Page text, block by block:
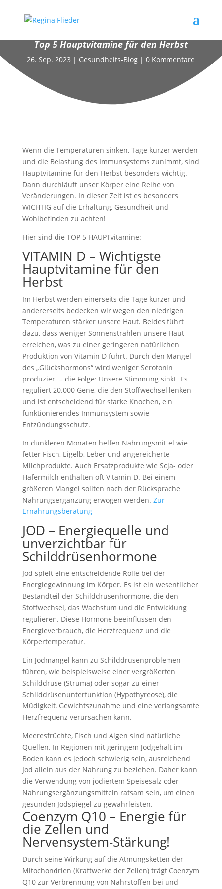
Top 5 Hauptvitamine für den Herbst
26. Sep. 2023 | Gesundheits-Blog |0 Kommentare
Wenn die Temperaturen sinken, Tage kürzer werden
und die Belastung des Immunsystems zunimmt, sind
Hauptvitamine für den Herbst besonders wichtig.
Dann durchläuft unser Körper eine Reihe von
Veränderungen. In dieser Zeit ist es besonders
WICHTIG auf die Erhaltung, Gesundheit und
Wohlbefinden zu achten!
Hier sind die TOP 5 HAUPTvitamine:
VITAMIN D – Wichtigste
Hauptvitamine für den
Herbst
Im Herbst werden einerseits die Tage kürzer und
andererseits bedecken wir wegen den niedrigen
Temperaturen stärker unsere Haut. Beides führt
dazu, dass weniger Sonnenstrahlen unsere Haut
erreichen, was zu einer geringeren natürlichen
Produktion von Vitamin D führt. Durch den Mangel
des „Glückshormons“ wird weniger Serotonin
produziert – die Folge: Unsere Stimmung sinkt. Es
reguliert 20.000 Gene, die den Stoffwechsel lenken
und ist entscheidend für starke Knochen, ein
funktionierendes Immunsystem sowie
Entzündungsschutz.
In dunkleren Monaten helfen Nahrungsmittel wie
fetter Fisch, Eigelb, Leber und angereicherte
Milchprodukte. Auch Ersatzprodukte wie Soja- oder
Hafermilch enthalten oft Vitamin D. Bei einem
größeren Mangel sollten nach der Rücksprache
Nahrungsergänzung erwogen werden. Zur
Ernährungsberatung
JOD – Energiequelle und
unverzichtbar für
Schilddrüsenhormone
Jod spielt eine entscheidende Rolle bei der
Energiegewinnung im Körper. Es ist ein wesentlicher
Bestandteil der Schilddrüsenhormone, die den
Stoffwechsel, das Wachstum und die Entwicklung
regulieren. Diese Hormone beeinflussen den
Energieverbrauch, die Herzfrequenz und die
Körpertemperatur.
Ein Jodmangel kann zu Schilddrüsenproblemen
führen, wie beispielsweise einer vergrößerten
Schilddrüse (Struma) oder sogar zu einer
Schilddrüsenunterfunktion (Hypothyreose), die
Müdigkeit, Gewichtszunahme und eine verlangsamte
Herzfrequenz verursachen kann.
Meeresfrüchte, Fisch und Algen sind natürliche
Quellen. In Regionen mit geringem Jodgehalt im
Boden kann es jedoch schwierig sein, ausreichend
Jod allein aus der Nahrung zu beziehen. Daher kann
die Verwendung von jodiertem Speisesalz oder
Nahrungsergänzungsmitteln ratsam sein, um einen
gesunden Jodspiegel zu gewährleisten.
Coenzym Q10 – Energie für
die Zellen und
Nervensystem-Stärkung!
Durch seine Wirkung auf die Atmungsketten der
Mitochondrien (Kraftwerke der Zellen) trägt Coenzym
Q10 zur Verbrennung von Nährstoffen bei und